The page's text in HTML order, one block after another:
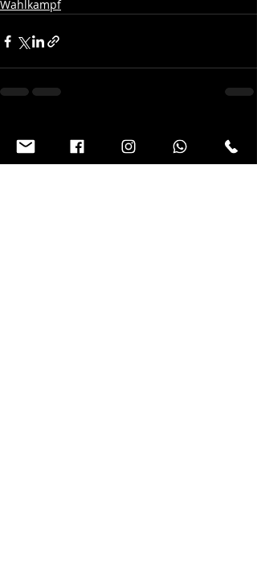
Wahlkampf
Aktuelle Beiträge